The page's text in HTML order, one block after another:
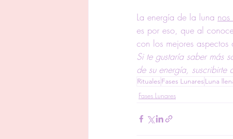
La energía de la luna
es por eso, que al
con los mejores
Si te gustaría saber más
de su energía, suscribirte
RitualesFases LunaresLuna
Fases Lunares